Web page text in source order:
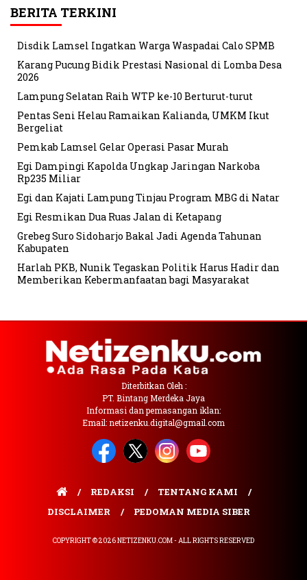
BERITA TERKINI
Disdik Lamsel Ingatkan Warga Waspadai Calo SPMB
Karang Pucung Bidik Prestasi Nasional di Lomba Desa
2026
Lampung Selatan Raih WTP ke-10 Berturut-turut
Pentas Seni Helau Ramaikan Kalianda, UMKM Ikut
Bergeliat
Pemkab Lamsel Gelar Operasi Pasar Murah
Egi Dampingi Kapolda Ungkap Jaringan Narkoba
Rp235 Miliar
Egi dan Kajati Lampung Tinjau Program MBG di Natar
Egi Resmikan Dua Ruas Jalan di Ketapang
Grebeg Suro Sidoharjo Bakal Jadi Agenda Tahunan
Kabupaten
Harlah PKB, Nunik Tegaskan Politik Harus Hadir dan
Memberikan Kebermanfaatan bagi Masyarakat
Diterbitkan Oleh :
PT. Bintang Merdeka Jaya
Informasi dan pemasangan iklan:
Email: netizenku.digital@gmail.com
REDAKSI
TENTANG KAMI
DISCLAIMER
PEDOMAN MEDIA SIBER
COPYRIGHT © 2026 NETIZENKU.COM - ALL RIGHTS RESERVED